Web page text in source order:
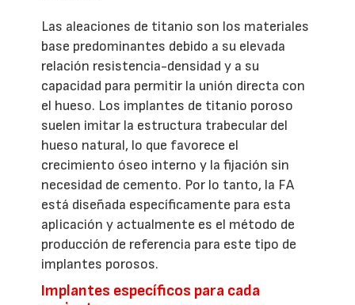
Las aleaciones de titanio son los materiales
base predominantes debido a su elevada
relación resistencia-densidad y a su
capacidad para permitir la unión directa con
el hueso. Los implantes de titanio poroso
suelen imitar la estructura trabecular del
hueso natural, lo que favorece el
crecimiento óseo interno y la fijación sin
necesidad de cemento. Por lo tanto, la FA
está diseñada específicamente para esta
aplicación y actualmente es el método de
producción de referencia para este tipo de
implantes porosos.
Implantes específicos para cada